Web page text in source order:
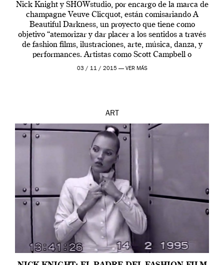
Nick Knight y SHOWstudio, por encargo de la marca de
champagne Veuve Clicquot, están comisariando A
Beautiful Darkness, un proyecto que tiene como
objetivo “atemorizar y dar placer a los sentidos a través
de fashion films, ilustraciones, arte, música, danza, y
performances. Artistas como Scott Campbell o
diseñadores como Thom Browne forman parte del
03 / 11 / 2015 — VER MÁS
ART